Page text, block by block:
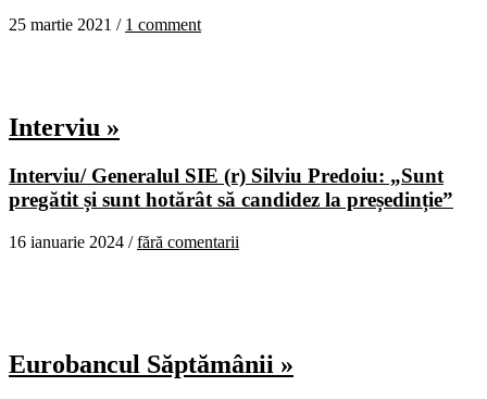
25 martie 2021 / 1 comment
Interviu »
Interviu/ Generalul SIE (r) Silviu Predoiu: „Sunt
pregătit și sunt hotărât să candidez la președinție”
16 ianuarie 2024 /fără comentarii
Eurobancul Săptămânii »